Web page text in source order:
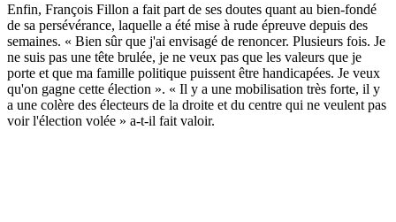
Enfin, François Fillon a fait part de ses doutes quant au bien-fondé
de sa persévérance, laquelle a été mise à rude épreuve depuis des
semaines. « Bien sûr que j'ai envisagé de renoncer. Plusieurs fois. Je
ne suis pas une tête brulée, je ne veux pas que les valeurs que je
porte et que ma famille politique puissent être handicapées. Je veux
qu'on gagne cette élection ». « Il y a une mobilisation très forte, il y
a une colère des électeurs de la droite et du centre qui ne veulent pas
voir l'élection volée » a-t-il fait valoir.